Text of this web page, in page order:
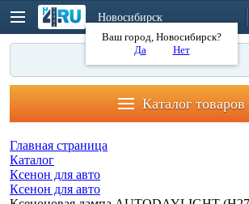
Новосибирск
Ваш город, Новосибирск?
Да
Нет
Каталог товаров
Главная страница
Каталог
Ксенон для авто
Ксенон для авто